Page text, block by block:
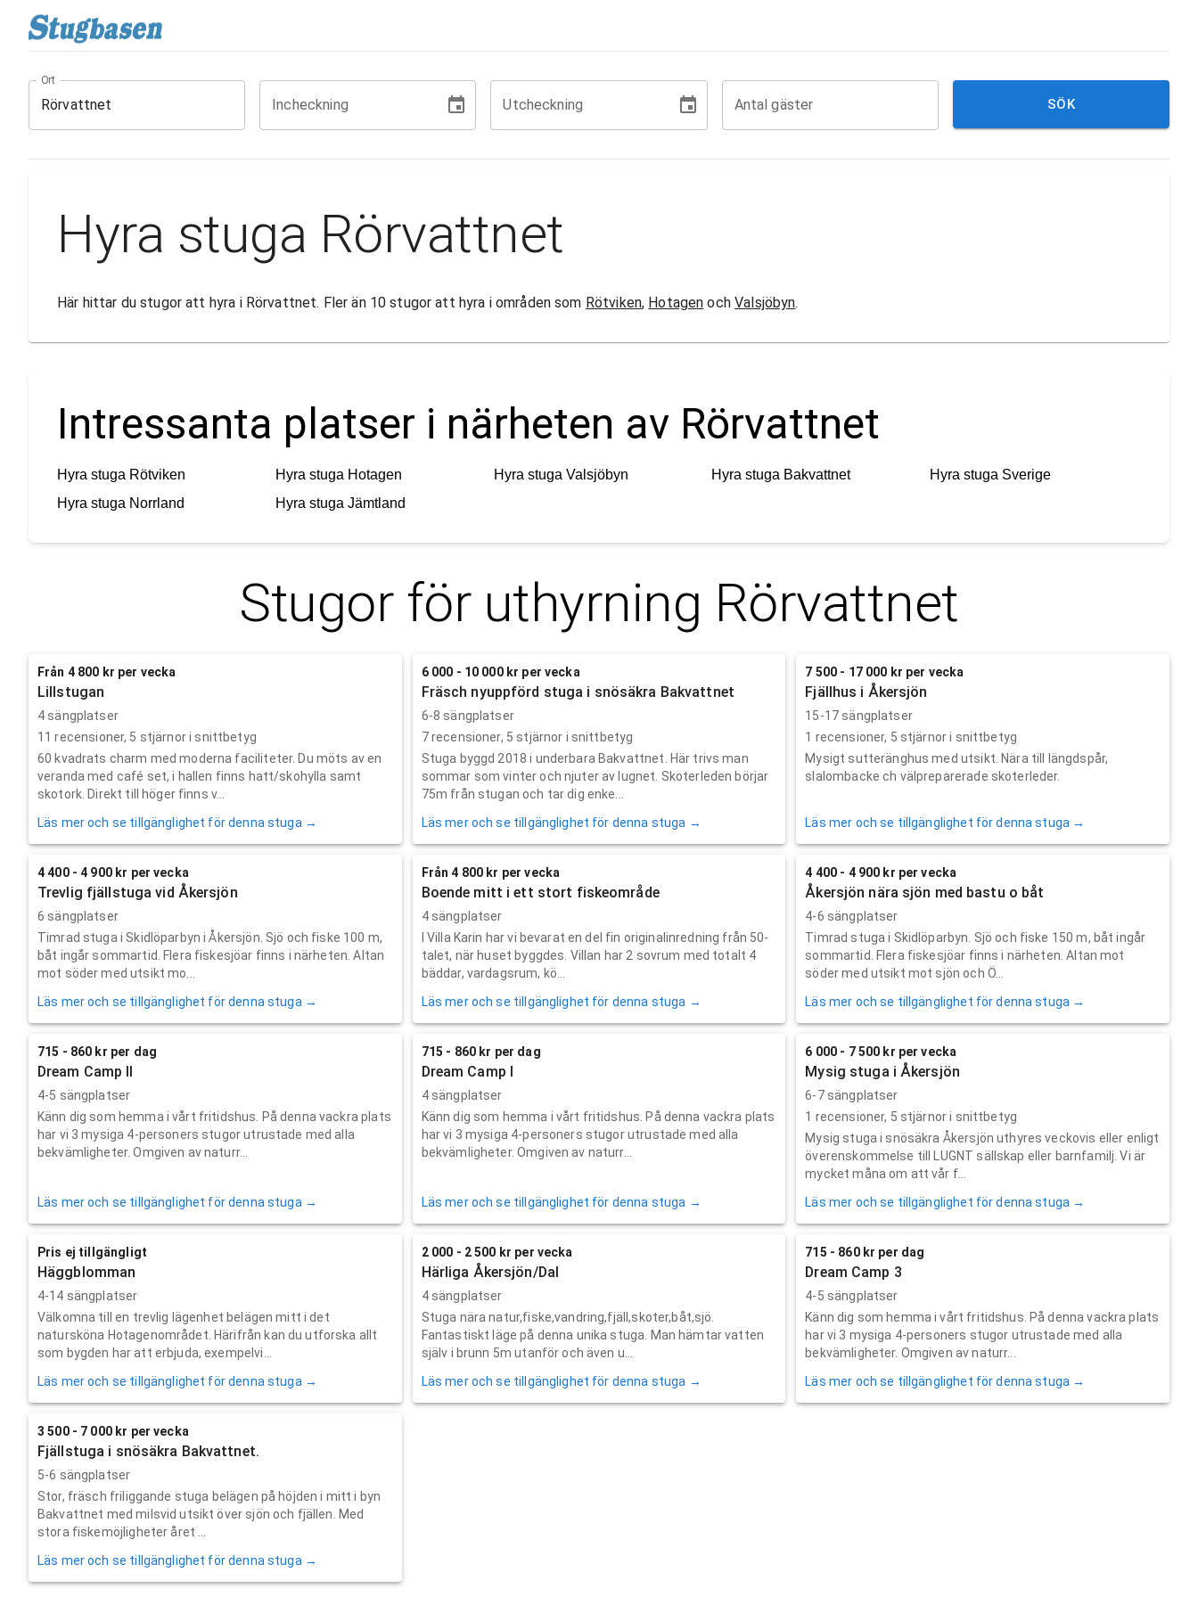
Ort
Incheckning Utcheckning Antal gäster SÖK
Hyra stuga Rörvattnet
Här hittar du stugor att hyra i Rörvattnet. Fler än 10 stugor att hyra i områden som Rötviken, Hotagen ochValsjöbyn.
Intressanta platser i närheten av Rörvattnet
Hyra stuga Rötviken Hyra stuga Hotagen Hyra stuga Valsjöbyn Hyra stuga Bakvattnet Hyra stuga Sverige
Hyra stuga Norrland Hyra stuga Jämtland
Stugor för uthyrning Rörvattnet
Från 4 800 kr per vecka
Lillstugan
4 sängplatser
11 recensioner, 5 stjärnor i snittbetyg
60 kvadrats charm med moderna faciliteter. Du möts av en
veranda med café set, i hallen finns hatt/skohylla samt
skotork. Direkt till höger finns v...
Läs mer och se tillgänglighet för denna stuga →
6 000 - 10 000 kr per vecka
Fräsch nyuppförd stuga i snösäkra Bakvattnet
6-8 sängplatser
7recensioner, 5 stjärnor i snittbetyg
Stuga byggd 2018 i underbara Bakvattnet. Här trivs man
sommar som vinter och njuter av lugnet. Skoterleden börjar
75m från stugan och tar dig enke...
Läs mer och se tillgänglighet för denna stuga →
7 500 - 17 000 kr per vecka
Fjällhus i Åkersjön
15-17 sängplatser
1 recensioner, 5 stjärnor i snittbetyg
Mysigt sutteränghus med utsikt. Nära till längdspår,
slalombacke ch välpreparerade skoterleder.
Läs mer och se tillgänglighet för denna stuga →
4 400 - 4 900 kr per vecka
Trevlig fjällstuga vid Åkersjön
6 sängplatser
Timrad stuga i Skidlöparbyn i Åkersjön. Sjö och fiske 100 m,
båt ingår sommartid. Flera fiskesjöar finns i närheten. Altan
mot söder med utsikt mo...
Läs mer och se tillgänglighet för denna stuga →
Från 4 800 kr per vecka
Boende mitt i ett stort fiskeområde
4 sängplatser
I Villa Karin har vi bevarat en del fin originalinredning från 50-
talet, när huset byggdes. Villan har 2 sovrum med totalt 4
bäddar, vardagsrum, kö...
Läs mer och se tillgänglighet för denna stuga →
4 400 - 4 900 kr per vecka
Åkersjön nära sjön med bastu o båt
4-6 sängplatser
Timrad stuga i Skidlöparbyn. Sjö och fiske 150 m, båt ingår
sommartid. Flera fiskesjöar finns i närheten. Altan mot
söder med utsikt mot sjön och Ö...
Läs mer och se tillgänglighet för denna stuga →
715 - 860 kr per dag
Dream Camp II
4-5 sängplatser
Känn dig som hemma i vårt fritidshus. På denna vackra plats
har vi 3 mysiga 4-personers stugor utrustade med alla
bekvämligheter. Omgiven av naturr...
Läs mer och se tillgänglighet för denna stuga →
715 - 860 kr per dag
Dream Camp I
4 sängplatser
Känn dig som hemma i vårt fritidshus. På denna vackra plats
har vi 3 mysiga 4-personers stugor utrustade med alla
bekvämligheter. Omgiven av naturr...
Läs mer och se tillgänglighet för denna stuga →
6 000 - 7 500 kr per vecka
Mysig stuga i Åkersjön
6-7 sängplatser
1 recensioner, 5 stjärnor i snittbetyg
Mysig stuga i snösäkra Åkersjön uthyres veckovis eller enligt
överenskommelse till LUGNT sällskap eller barnfamilj. Vi är
mycket måna om att vår f...
Läs mer och se tillgänglighet för denna stuga →
Pris ej tillgängligt
Häggblomman
4-14 sängplatser
Välkomna till en trevlig lägenhet belägen mitt i det
natursköna Hotagenområdet. Härifrån kan du utforska allt
som bygden har att erbjuda, exempelvi...
Läs mer och se tillgänglighet för denna stuga →
2 000 - 2 500 kr per vecka
Härliga Åkersjön/Dal
4 sängplatser
Stuga nära natur,fiske,vandring,fjäll,skoter,båt,sjö.
Fantastiskt läge på denna unika stuga. Man hämtar vatten
själv i brunn 5m utanför och även u...
Läs mer och se tillgänglighet för denna stuga →
715 - 860 kr per dag
Dream Camp 3
4-5 sängplatser
Känn dig som hemma i vårt fritidshus. På denna vackra plats
har vi 3 mysiga 4-personers stugor utrustade med alla
bekvämligheter. Omgiven av naturr...
Läs mer och se tillgänglighet för denna stuga →
3 500 - 7 000 kr per vecka
Fjällstuga i snösäkra Bakvattnet.
5-6 sängplatser
Stor, fräsch friliggande stuga belägen på höjden i mitt i byn
Bakvattnet med milsvid utsikt över sjön och fjällen. Med
stora fiskemöjligheter året ...
Läs mer och se tillgänglighet för denna stuga →